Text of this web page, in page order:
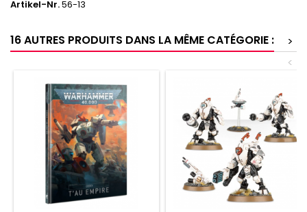
Artikel-Nr.56-13
16 AUTRES PRODUITS DANS LA MÊME CATÉGORIE :
>
<